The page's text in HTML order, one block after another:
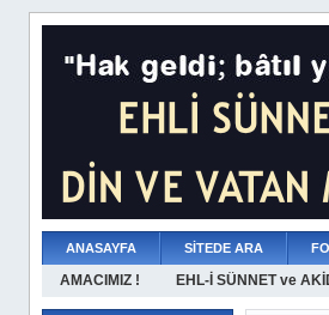
ANASAYFA SİTEDE ARA
AMACIMIZ ! EHL-İ SÜNNET ve